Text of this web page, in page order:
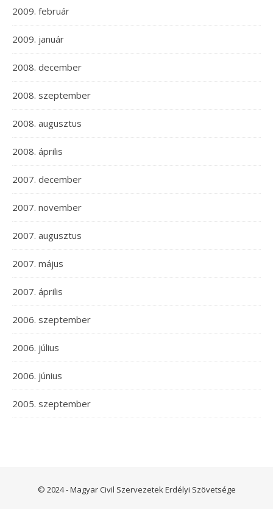
2009. február
2009. január
2008. december
2008. szeptember
2008. augusztus
2008. április
2007. december
2007. november
2007. augusztus
2007. május
2007. április
2006. szeptember
2006. július
2006. június
2005. szeptember
© 2024 - Magyar Civil Szervezetek Erdélyi Szövetsége